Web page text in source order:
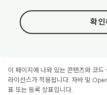
확인
이 페이지에 나와 있는 콘텐츠와 코드
라이선스가 적용됩니다. 자바 및
표 또는 등록 상표입니다.